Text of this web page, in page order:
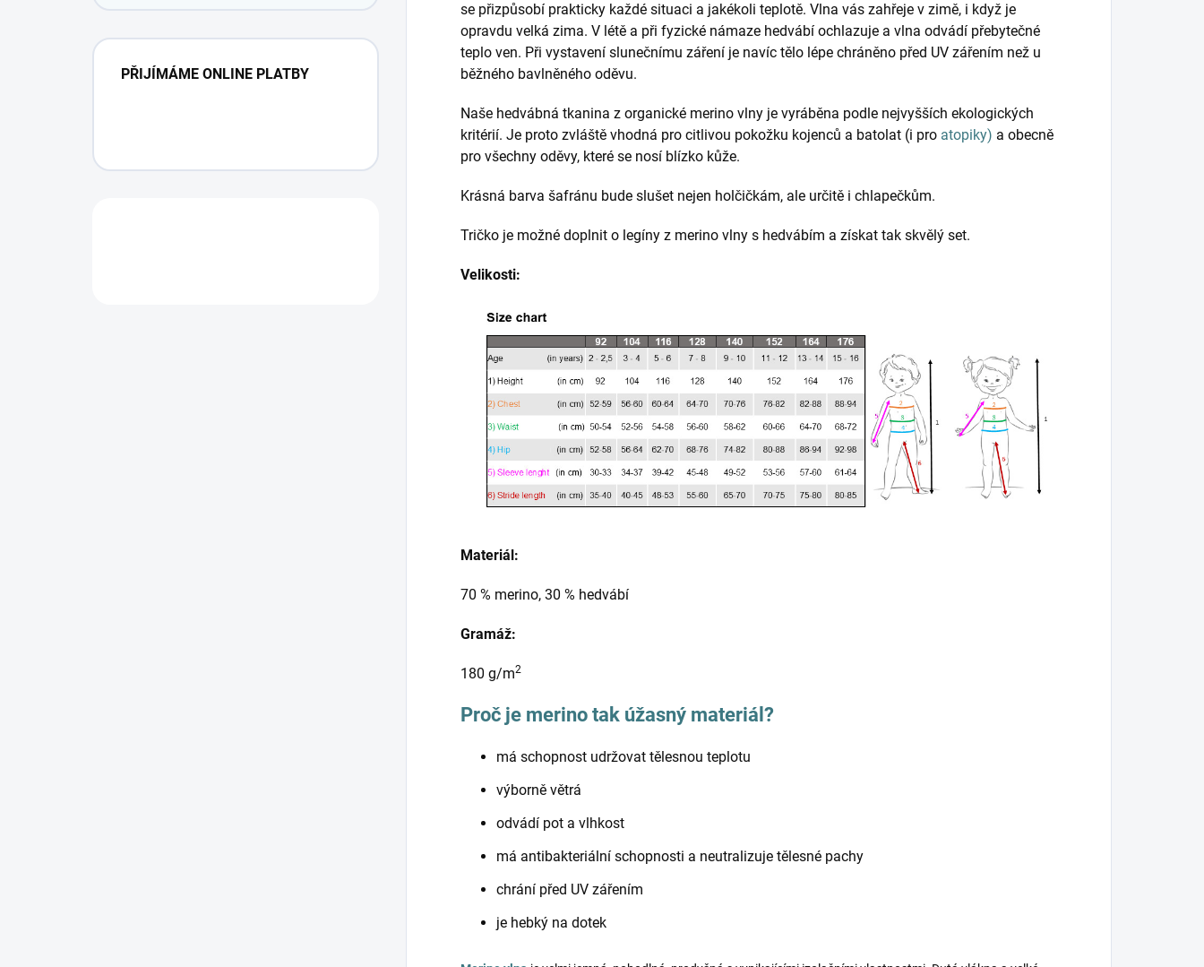
PŘIJÍMÁME ONLINE PLATBY
se přizpůsobí prakticky každé situaci a jakékoli teplotě. Vlna vás zahřeje v zimě, i když je
opravdu velká zima. V létě a při fyzické námaze hedvábí ochlazuje a vlna odvádí přebytečné
teplo ven. Při vystavení slunečnímu záření je navíc tělo lépe chráněno před UV zářením než u
běžného bavlněného oděvu.
Naše hedvábná tkanina z organické merino vlny je vyráběna podle nejvyšších ekologických
kritérií. Je proto zvláště vhodná pro citlivou pokožku kojenců a batolat (i pro atopiky) a obecně
pro všechny oděvy, které se nosí blízko kůže.
Krásná barva šafránu bude slušet nejen holčičkám, ale určitě i chlapečkům.
Tričko je možné doplnit o legíny z merino vlny s hedvábím a získat tak skvělý set.
Velikosti:
Materiál:
70 % merino, 30 % hedvábí
Gramáž:
180 g/m2
Proč je merino tak úžasný materiál?
má schopnost udržovat tělesnou teplotu
výborně větrá
odvádí pot a vlhkost
má antibakteriální schopnosti a neutralizuje tělesné pachy
chrání před UV zářením
je hebký na dotek